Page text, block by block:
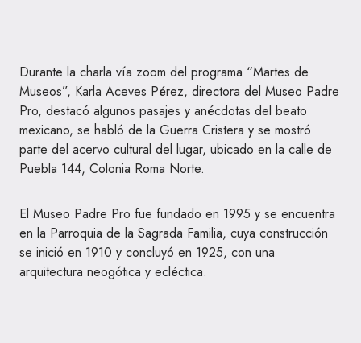
Durante la charla vía zoom del programa “Martes de
Museos”, Karla Aceves Pérez, directora del Museo Padre
Pro, destacó algunos pasajes y anécdotas del beato
mexicano, se habló de la Guerra Cristera y se mostró
parte del acervo cultural del lugar, ubicado en la calle de
Puebla 144, Colonia Roma Norte.
El Museo Padre Pro fue fundado en 1995 y se encuentra
en la Parroquia de la Sagrada Familia, cuya construcción
se inició en 1910 y concluyó en 1925, con una
arquitectura neogótica y ecléctica.